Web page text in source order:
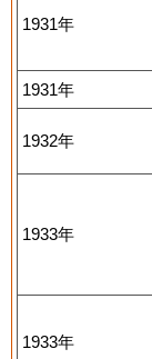
1931年
1931年
1932年
1933年
1933年